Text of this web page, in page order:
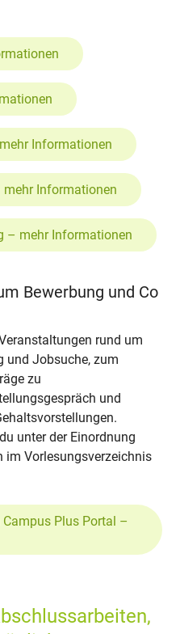
Informationen
Informationen
– mehr Informationen
Bewerbung und Co
rund um
und Jobsuche, zum
zu
und
unter der Einordnung
im Vorlesungsverzeichnis
Campus Plus Portal –